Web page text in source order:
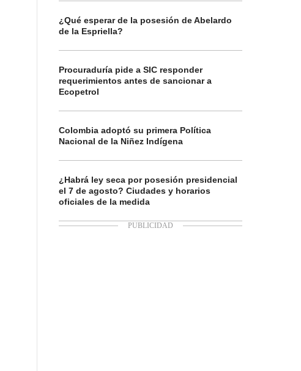
¿Qué esperar de la posesión de Abelardo
de la Espriella?
Procuraduría pide a SIC responder
requerimientos antes de sancionar a
Ecopetrol
Colombia adoptó su primera Política
Nacional de la Niñez Indígena
¿Habrá ley seca por posesión presidencial
el 7 de agosto? Ciudades y horarios
oficiales de la medida